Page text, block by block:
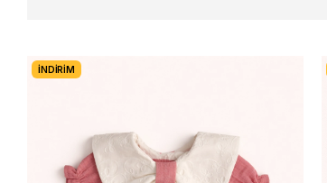
İNDIRIM